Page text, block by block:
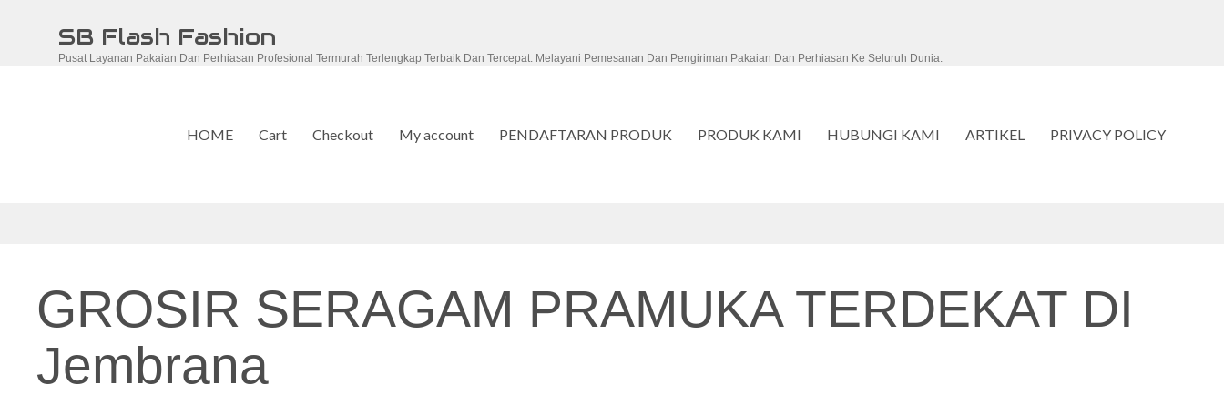
SB Flash Fashion
Pusat Layanan Pakaian Dan Perhiasan Profesional Termurah Terlengkap Terbaik Dan Tercepat. Melayani Pemesanan Dan Pengiriman Pakaian Dan Perhiasan Ke Seluruh Dunia.
HOME Cart Checkout My account PENDAFTARAN PRODUK PRODUK KAMI HUBUNGI KAMI ARTIKEL PRIVACY POLICY
GROSIR SERAGAM PRAMUKA TERDEKAT DI
Jembrana